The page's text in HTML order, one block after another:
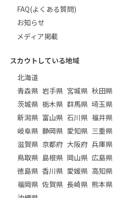
FAQ(よくある質問)
お知らせ
メディア掲載
スカウトしている地域
北海道
青森県 岩手県 宮城県 秋田県
茨城県 栃木県 群馬県 埼玉県
新潟県 富山県 石川県 福井県
岐阜県 静岡県 愛知県 三重県
滋賀県 京都府 大阪府 兵庫県
鳥取県 島根県 岡山県 広島県
徳島県 香川県 愛媛県 高知県
福岡県 佐賀県 長崎県 熊本県